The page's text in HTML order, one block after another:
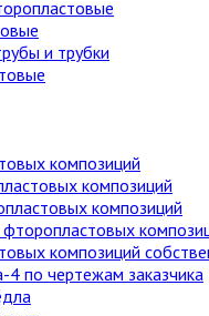
и трубки
композиций
композиций
композиций
фторопластовых
композиций
по чертежам заказчика